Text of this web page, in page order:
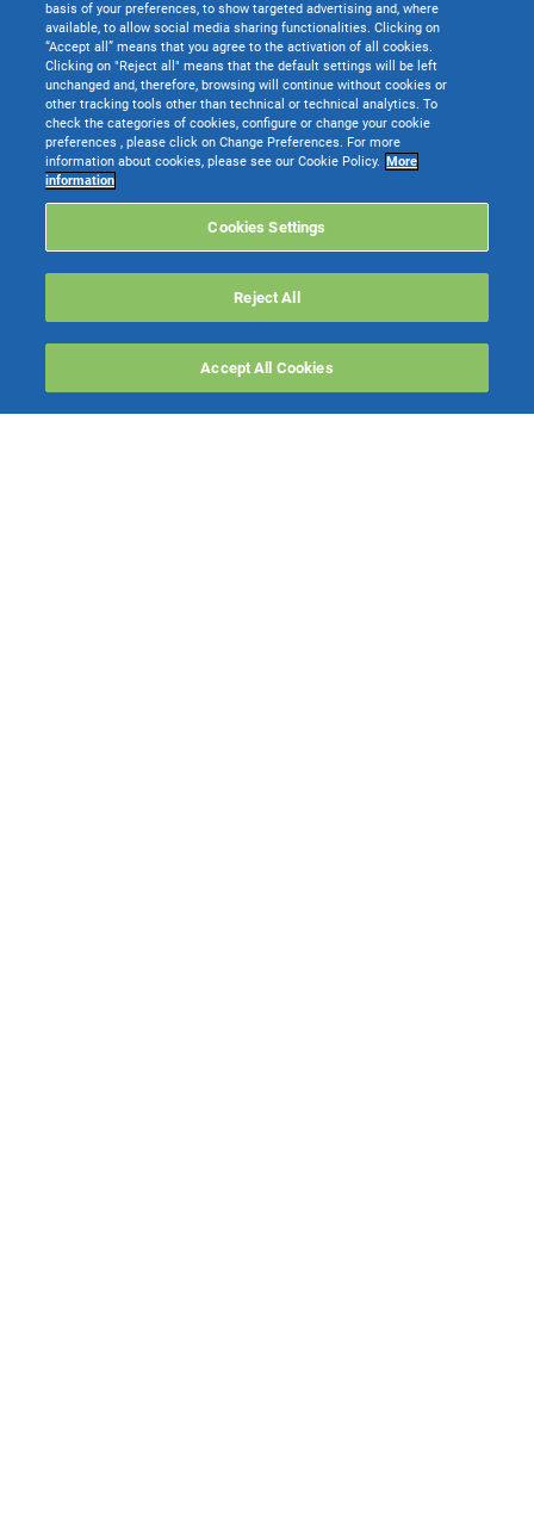
basis of your preferences, to show targeted advertising and, where
available, to allow social media sharing functionalities. Clicking on
“Accept all” means that you agree to the activation of all cookies.
Clicking on "Reject all" means that the default settings will be left
unchanged and, therefore, browsing will continue without cookies or
other tracking tools other than technical or technical analytics. To
check the categories of cookies, configure or change your cookie
preferences , please click on Change Preferences. For more
information about cookies, please see our Cookie Policy. More
information
Cookies Settings
Reject All
Accept All Cookies